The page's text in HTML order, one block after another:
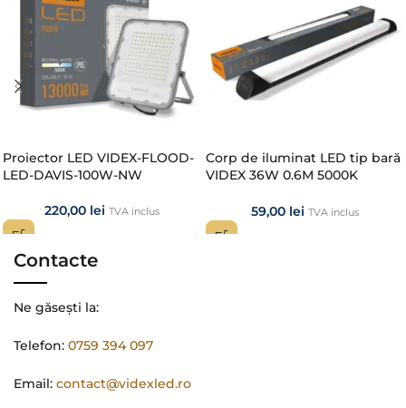
Proiector LED VIDEX-FLOOD-
LED-DAVIS-100W-NW
220,00 lei TVA inclus
Corp de iluminat LED tip bară
VIDEX 36W 0.6М 5000K
59,00 lei TVA inclus
Contacte
Ne găsești la:
Telefon: 0759 394 097
Email: contact@videxled.ro